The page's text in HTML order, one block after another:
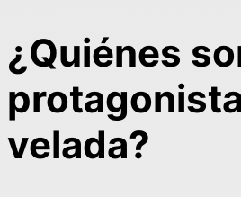
¿Quiénes
velada?